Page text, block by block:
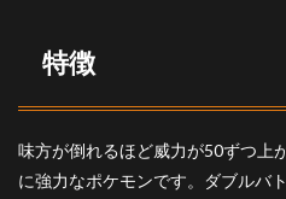
特徴
味方が倒れるほど威力が50ずつ上
に強力なポケモンです。ダブルバ